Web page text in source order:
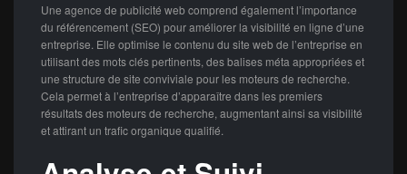
Une agence de publicité web comprend également l’importance
du référencement (SEO) pour améliorer la visibilité en ligne d’une
entreprise. Elle optimise le contenu du site web de l’entreprise en
utilisant des mots clés pertinents, des balises méta appropriées et
une structure de site conviviale pour les moteurs de recherche.
Cela permet à l’entreprise d’apparaître dans les premiers
résultats des moteurs de recherche, augmentant ainsi sa visibilité
et attirant un trafic organique qualifié.